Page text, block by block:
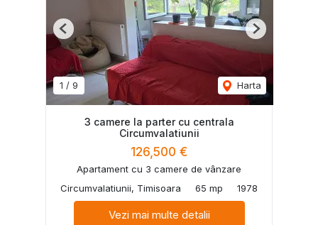
1 / 9 Harta
Previous Next
3 camere la parter cu centrala
Circumvalatiunii
126,500 €
Apartament cu 3 camere de vânzare
Circumvalatiunii, Timisoara
65 mp 1978
Vezi mai multe detalii